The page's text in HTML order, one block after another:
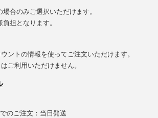
合のみご選択いただけます。
担となります。
ントの情報を使ってご注文いただけます。
ご利用いただけません。
のご注文：当日発送